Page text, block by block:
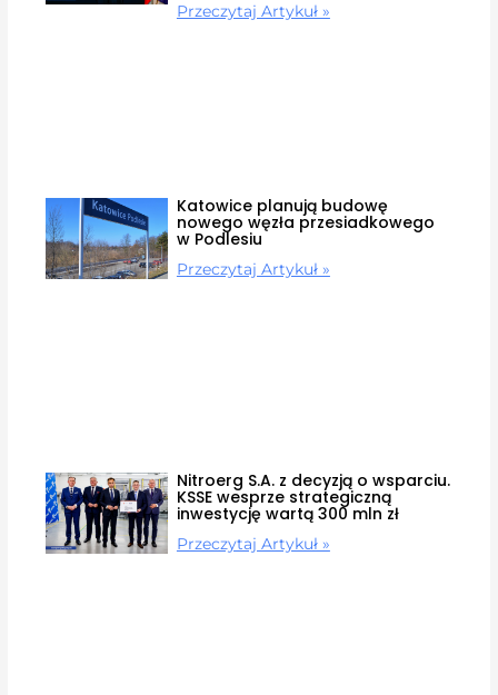
Przeczytaj Artykuł »
Katowice planują budowę
nowego węzła przesiadkowego
w Podlesiu
Przeczytaj Artykuł »
Nitroerg S.A. z decyzją o wsparciu.
KSSE wesprze strategiczną
inwestycję wartą 300 mln zł
Przeczytaj Artykuł »